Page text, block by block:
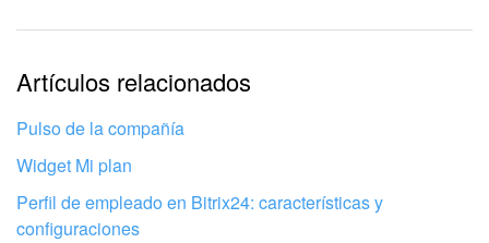
La información está desactualizada
La explicación es demasiado corta. Necesito más
información
No me gusta cómo funciona esta herramienta
Artículos relacionados
Pulso de la compañía
Widget Mi plan
Perfil de empleado en Bitrix24: características y
configuraciones